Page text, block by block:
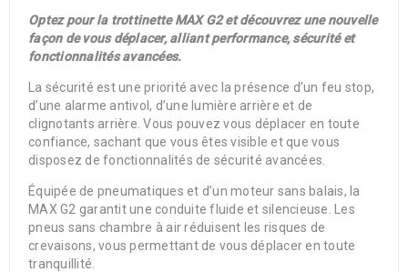
Optez pour la trottinette MAX G2 et découvrez une nouvelle
façon de vous déplacer, alliant performance, sécurité et
fonctionnalités avancées.
La sécurité est une priorité avec la présence d’un feu stop,
d’une alarme antivol, d’une lumière arrière et de
clignotants arrière. Vous pouvez vous déplacer en toute
confiance, sachant que vous êtes visible et que vous
disposez de fonctionnalités de sécurité avancées.
Équipée de pneumatiques et d’un moteur sans balais, la
MAX G2 garantit une conduite fluide et silencieuse. Les
pneus sans chambre à air réduisent les risques de
crevaisons, vous permettant de vous déplacer en toute
tranquillité.